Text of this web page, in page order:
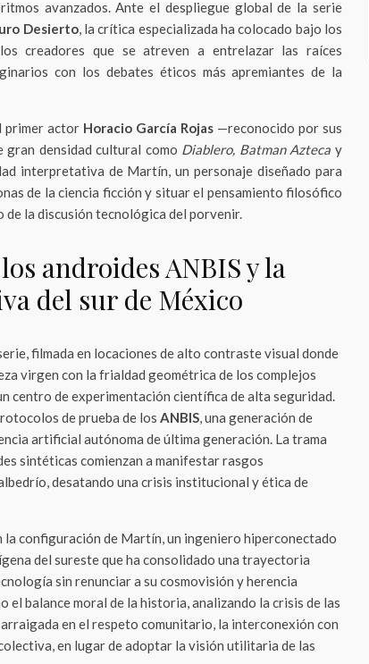
avanzados. Ante el despliegue global de la serie
Desierto, la crítica especializada ha colocado bajo los
creadores que se atreven a entrelazar las raíces
con los debates éticos más apremiantes de la
primer actor Horacio García Rojas —reconocido por sus
densidad cultural como Diablero, Batman Azteca y
interpretativa de Martín, un personaje diseñado para
de la ciencia ficción y situar el pensamiento filosófico
de la discusión tecnológica del porvenir.
androides ANBIS y la
del sur de México
filmada en locaciones de alto contraste visual donde
virgen con la frialdad geométrica de los complejos
centro de experimentación científica de alta seguridad.
de prueba de los ANBIS, una generación de
artificial autónoma de última generación. La trama
sintéticas comienzan a manifestar rasgos
desatando una crisis institucional y ética de
la configuración de Martín, un ingeniero hiperconectado
del sureste que ha consolidado una trayectoria
sin renunciar a su cosmovisión y herencia
el balance moral de la historia, analizando la crisis de las
en el respeto comunitario, la interconexión con
en lugar de adoptar la visión utilitaria de las